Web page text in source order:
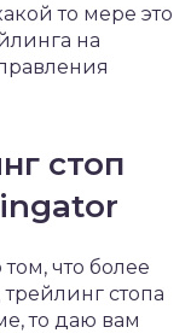
то мере это
на
стоп
что более
стопа
то даю вам